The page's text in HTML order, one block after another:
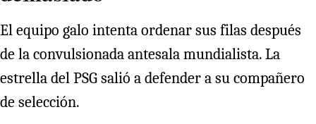
El equipo galo intenta ordenar sus filas después
de la convulsionada antesala mundialista. La
estrella del PSG salió a defender a su compañero
de selección.